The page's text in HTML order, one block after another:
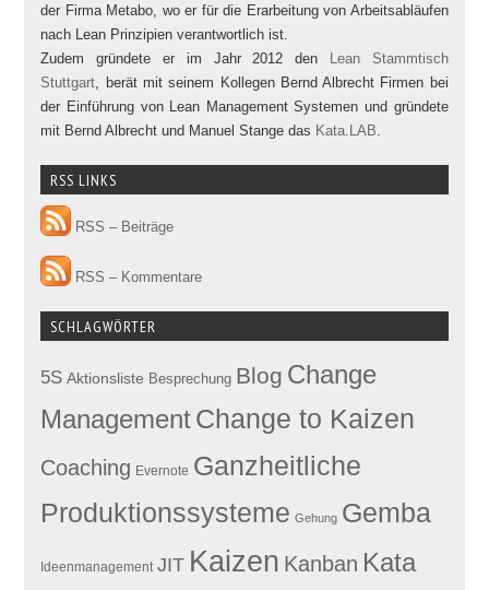
der Firma Metabo, wo er für die Erarbeitung von Arbeitsabläufen
nach Lean Prinzipien verantwortlich ist.
Zudem gründete er im Jahr 2012 den
Lean Stammtisch
Stuttgart, berät mit seinem Kollegen Bernd Albrecht Firmen bei
der Einführung von Lean Management Systemen und gründete
mit Bernd Albrecht und Manuel Stange das Kata.LAB.
RSS LINKS
RSS – Beiträge
RSS – Kommentare
SCHLAGWÖRTER
5S Aktionsliste Besprechung Blog Change
ManagementChange to Kaizen
Coaching Evernote Ganzheitliche
Produktionssysteme Gehung Gemba
Ideenmanagement JIT Kaizen Kanban Kata